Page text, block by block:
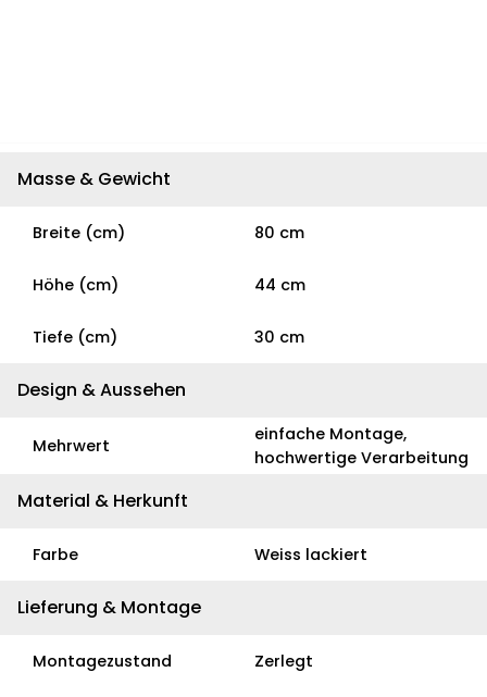
Masse & Gewicht
Breite (cm) 80 cm
Höhe (cm) 44 cm
Tiefe (cm) 30 cm
Design & Aussehen
Mehrwert
einfache Montage,
hochwertige Verarbeitung
Material & Herkunft
Farbe Weiss lackiert
Lieferung & Montage
Montagezustand Zerlegt